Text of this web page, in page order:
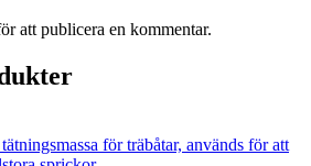
att publicera en kommentar.